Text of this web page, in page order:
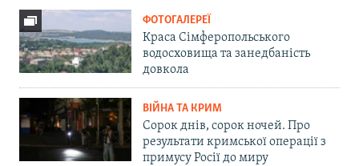
ФОТОГАЛЕРЕЇ
Краса Сімферопольського
водосховища та занедбаність
довкола
ВІЙНА ТА КРИМ
Сорок днів, сорок ночей. Про
результати кримської операції з
примусу Росії до миру